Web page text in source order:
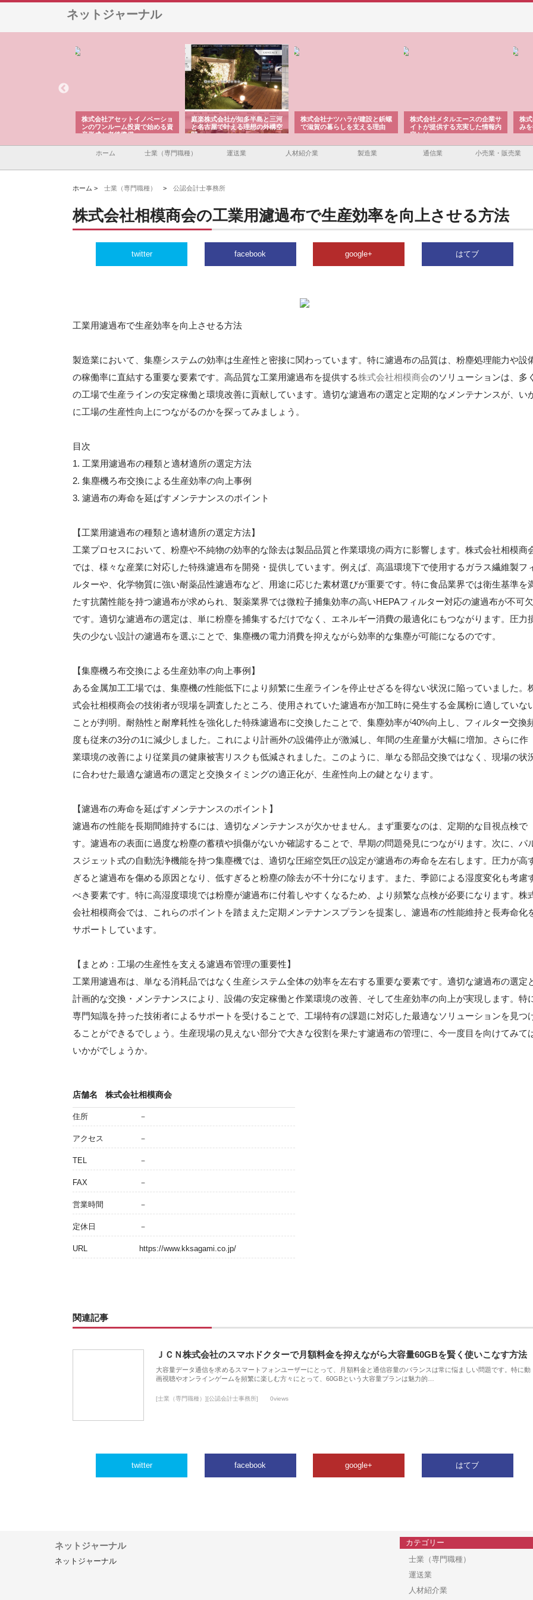
ネットジャーナル
株式会社アセットイノベーショ
ンのワンルーム投資で始める資
産形成と老後準備
庭楽株式会社が知多半島と三河
と名古屋で叶える理想の外構空
間
株式会社ナツハラが建設と鋲螺
で滋賀の暮らしを支える理由
株式会社メタルエースの企業サ
イトが提供する充実した情報内
容とは
株
み
ホーム 士業（専門職種） 運送業 人材紹介業 製造業 通信業 小売業・販売業
ホーム > 士業（専門職種） > 公認会計士事務所
株式会社相模商会の工業用濾過布で生産効率を向上させる方法
twitter facebook google+ はてブ
工業用濾過布で生産効率を向上させる方法
製造業において、集塵システムの効率は生産性と密接に関わっています。特に濾過布の品質は、粉塵処理能力や設
の稼働率に直結する重要な要素です。高品質な工業用濾過布を提供する株式会社相模商会のソリューションは、多く
の工場で生産ラインの安定稼働と環境改善に貢献しています。適切な濾過布の選定と定期的なメンテナンスが、い
に工場の生産性向上につながるのかを探ってみましょう。
目次
1. 工業用濾過布の種類と適材適所の選定方法
2. 集塵機ろ布交換による生産効率の向上事例
3. 濾過布の寿命を延ばすメンテナンスのポイント
【工業用濾過布の種類と適材適所の選定方法】
工業プロセスにおいて、粉塵や不純物の効率的な除去は製品品質と作業環境の両方に影響します。株式会社相模商
では、様々な産業に対応した特殊濾過布を開発・提供しています。例えば、高温環境下で使用するガラス繊維製フ
ルターや、化学物質に強い耐薬品性濾過布など、用途に応じた素材選びが重要です。特に食品業界では衛生基準を
たす抗菌性能を持つ濾過布が求められ、製薬業界では微粒子捕集効率の高いHEPAフィルター対応の濾過布が不可欠
です。適切な濾過布の選定は、単に粉塵を捕集するだけでなく、エネルギー消費の最適化にもつながります。圧力
失の少ない設計の濾過布を選ぶことで、集塵機の電力消費を抑えながら効率的な集塵が可能になるのです。
【集塵機ろ布交換による生産効率の向上事例】
ある金属加工工場では、集塵機の性能低下により頻繁に生産ラインを停止せざるを得ない状況に陥っていました。
式会社相模商会の技術者が現場を調査したところ、使用されていた濾過布が加工時に発生する金属粉に適していな
ことが判明。耐熱性と耐摩耗性を強化した特殊濾過布に交換したことで、集塵効率が40%向上し、フィルター交換
度も従来の3分の1に減少しました。これにより計画外の設備停止が激減し、年間の生産量が大幅に増加。さらに作
業環境の改善により従業員の健康被害リスクも低減されました。このように、単なる部品交換ではなく、現場の状
に合わせた最適な濾過布の選定と交換タイミングの適正化が、生産性向上の鍵となります。
【濾過布の寿命を延ばすメンテナンスのポイント】
濾過布の性能を長期間維持するには、適切なメンテナンスが欠かせません。まず重要なのは、定期的な目視点検で
す。濾過布の表面に過度な粉塵の蓄積や損傷がないか確認することで、早期の問題発見につながります。次に、パ
スジェット式の自動洗浄機能を持つ集塵機では、適切な圧縮空気圧の設定が濾過布の寿命を左右します。圧力が高
ぎると濾過布を傷める原因となり、低すぎると粉塵の除去が不十分になります。また、季節による湿度変化も考慮
べき要素です。特に高湿度環境では粉塵が濾過布に付着しやすくなるため、より頻繁な点検が必要になります。株
会社相模商会では、これらのポイントを踏まえた定期メンテナンスプランを提案し、濾過布の性能維持と長寿命化
サポートしています。
【まとめ：工場の生産性を支える濾過布管理の重要性】
工業用濾過布は、単なる消耗品ではなく生産システム全体の効率を左右する重要な要素です。適切な濾過布の選定
計画的な交換・メンテナンスにより、設備の安定稼働と作業環境の改善、そして生産効率の向上が実現します。特
専門知識を持った技術者によるサポートを受けることで、工場特有の課題に対応した最適なソリューションを見つ
ることができるでしょう。生産現場の見えない部分で大きな役割を果たす濾過布の管理に、今一度目を向けてみて
いかがでしょうか。
店舗名 株式会社相模商会
住所 －
アクセス －
TEL －
FAX －
営業時間 －
定休日 －
URL https://www.kksagami.co.jp/
関連記事
ＪＣＮ株式会社のスマホドクターで月額料金を抑えながら大容量60GBを賢く使いこなす方法
大容量データ通信を求めるスマートフォンユーザーにとって、月額料金と通信容量のバランスは常に悩ましい問題です。特に動
画視聴やオンラインゲームを頻繁に楽しむ方々にとって、60GBという大容量プランは魅力的…
[士業（専門職種）][公認会計士事務所] 0views
twitter facebook google+ はてブ
ネットジャーナル
ネットジャーナル
カテゴリー
士業（専門職種）
運送業
人材紹介業